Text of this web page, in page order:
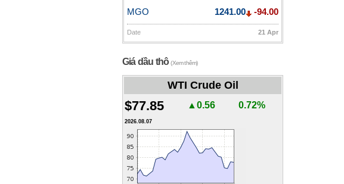
MGO
1241.00 -94.00
Date 21 Apr
Giá dầu thô(Xem thêm)
WTI Crude Oil
$77.85 ▲0.56 0.72%
2026.08.07